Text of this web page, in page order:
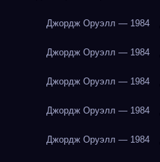
Джордж Оруэлл — 1984
Джордж Оруэлл — 1984
Джордж Оруэлл — 1984
Джордж Оруэлл — 1984
Джордж Оруэлл — 1984